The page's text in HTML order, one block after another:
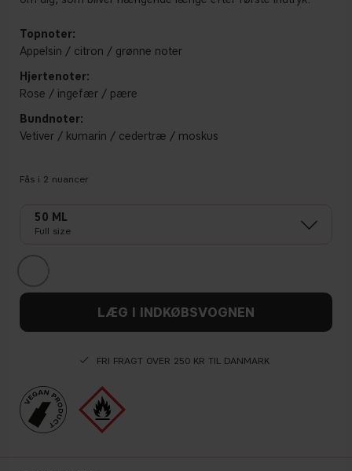
Topnoter:
Appelsin / citron / grønne noter
Hjertenoter:
Rose / ingefær / pære
Bundnoter:
Vetiver / kumarin / cedertræ / moskus
Fås i 2 nuancer
50 ML
Full size
LÆG I INDKØBSVOGNEN
FRI FRAGT OVER 250 KR TIL DANMARK